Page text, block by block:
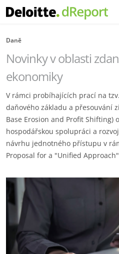
Daně
Novinky v oblasti
ekonomiky
V rámci probíhajících prací na
daňového základu a přesouvání
Base Erosion and Profit Shifting)
hospodářskou spolupráci a
návrhu jednotného přístupu v
Proposal for a "Unified